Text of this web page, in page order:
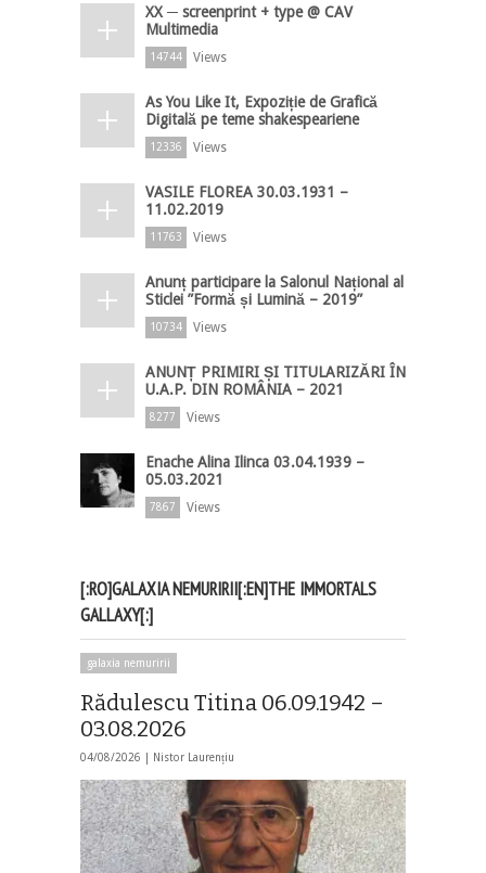
XX ─ screenprint + type @ CAV
Multimedia
14744 Views
As You Like It, Expoziție de Grafică
Digitală pe teme shakespeariene
12336 Views
VASILE FLOREA 30.03.1931 –
11.02.2019
11763 Views
Anunț participare la Salonul Național al
Sticlei ”Formă și Lumină – 2019”
10734 Views
ANUNȚ PRIMIRI ȘI TITULARIZĂRI ÎN
U.A.P. DIN ROMÂNIA – 2021
8277 Views
Enache Alina Ilinca 03.04.1939 –
05.03.2021
7867 Views
[:RO]GALAXIA NEMURIRII[:EN]THE IMMORTALS
GALLAXY[:]
galaxia nemuririi
Rădulescu Titina 06.09.1942 –
03.08.2026
04/08/2026 | Nistor Laurențiu